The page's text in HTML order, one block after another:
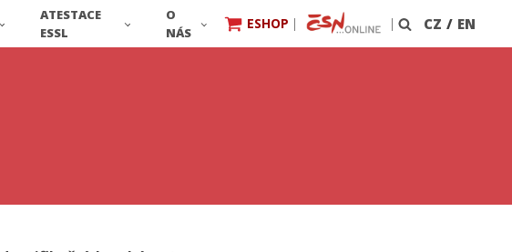
ATESTACE
ESSL
O
NÁS
ESHOP | | Vyhledávání
CZ / EN